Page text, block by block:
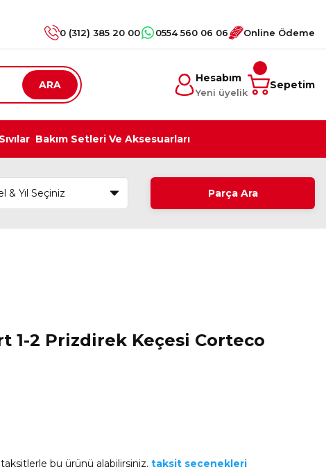
0 (312) 385 20 00 0554 560 06 06 Online Ödeme
ARA
Hesabım
Yeni üyelik
Sepetim
Bakım Setleri Ve Aksesuarları
Parça Ara
1-2 Prizdirek Keçesi Corteco
bu ürünü alabilirsiniz. taksit seçenekleri